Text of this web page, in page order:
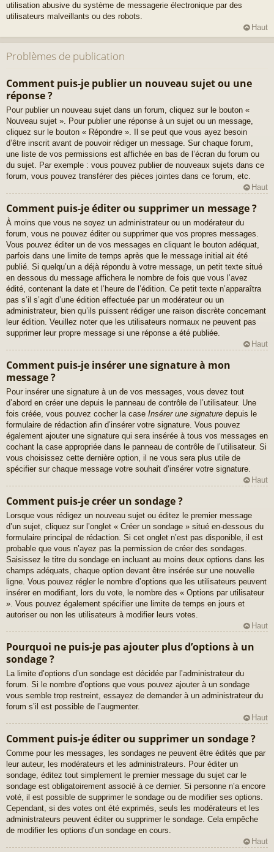
utilisation abusive du système de messagerie électronique par des
utilisateurs malveillants ou des robots.
Haut
Problèmes de publication
Comment puis-je publier un nouveau sujet ou une
réponse ?
Pour publier un nouveau sujet dans un forum, cliquez sur le bouton «
Nouveau sujet ». Pour publier une réponse à un sujet ou un message,
cliquez sur le bouton « Répondre ». Il se peut que vous ayez besoin
d’être inscrit avant de pouvoir rédiger un message. Sur chaque forum,
une liste de vos permissions est affichée en bas de l’écran du forum ou
du sujet. Par exemple : vous pouvez publier de nouveaux sujets dans ce
forum, vous pouvez transférer des pièces jointes dans ce forum, etc.
Haut
Comment puis-je éditer ou supprimer un message ?
À moins que vous ne soyez un administrateur ou un modérateur du
forum, vous ne pouvez éditer ou supprimer que vos propres messages.
Vous pouvez éditer un de vos messages en cliquant le bouton adéquat,
parfois dans une limite de temps après que le message initial ait été
publié. Si quelqu’un a déjà répondu à votre message, un petit texte situé
en dessous du message affichera le nombre de fois que vous l’avez
édité, contenant la date et l’heure de l’édition. Ce petit texte n’apparaîtra
pas s’il s’agit d’une édition effectuée par un modérateur ou un
administrateur, bien qu’ils puissent rédiger une raison discrète concernant
leur édition. Veuillez noter que les utilisateurs normaux ne peuvent pas
supprimer leur propre message si une réponse a été publiée.
Haut
Comment puis-je insérer une signature à mon
message ?
Pour insérer une signature à un de vos messages, vous devez tout
d’abord en créer une depuis le panneau de contrôle de l’utilisateur. Une
fois créée, vous pouvez cocher la case Insérer une signature depuis le
formulaire de rédaction afin d’insérer votre signature. Vous pouvez
également ajouter une signature qui sera insérée à tous vos messages en
cochant la case appropriée dans le panneau de contrôle de l’utilisateur. Si
vous choisissez cette dernière option, il ne vous sera plus utile de
spécifier sur chaque message votre souhait d’insérer votre signature.
Haut
Comment puis-je créer un sondage ?
Lorsque vous rédigez un nouveau sujet ou éditez le premier message
d’un sujet, cliquez sur l’onglet « Créer un sondage » situé en-dessous du
formulaire principal de rédaction. Si cet onglet n’est pas disponible, il est
probable que vous n’ayez pas la permission de créer des sondages.
Saisissez le titre du sondage en incluant au moins deux options dans les
champs adéquats, chaque option devant être insérée sur une nouvelle
ligne. Vous pouvez régler le nombre d’options que les utilisateurs peuvent
insérer en modifiant, lors du vote, le nombre des « Options par utilisateur
». Vous pouvez également spécifier une limite de temps en jours et
autoriser ou non les utilisateurs à modifier leurs votes.
Haut
Pourquoi ne puis-je pas ajouter plus d’options à un
sondage ?
La limite d’options d’un sondage est décidée par l’administrateur du
forum. Si le nombre d’options que vous pouvez ajouter à un sondage
vous semble trop restreint, essayez de demander à un administrateur du
forum s’il est possible de l’augmenter.
Haut
Comment puis-je éditer ou supprimer un sondage ?
Comme pour les messages, les sondages ne peuvent être édités que par
leur auteur, les modérateurs et les administrateurs. Pour éditer un
sondage, éditez tout simplement le premier message du sujet car le
sondage est obligatoirement associé à ce dernier. Si personne n’a encore
voté, il est possible de supprimer le sondage ou de modifier ses options.
Cependant, si des votes ont été exprimés, seuls les modérateurs et les
administrateurs peuvent éditer ou supprimer le sondage. Cela empêche
de modifier les options d’un sondage en cours.
Haut